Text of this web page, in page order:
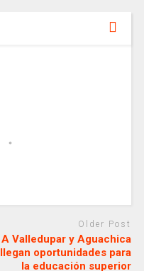
Older Post
A Valledupar y Aguachica
llegan oportunidades para
la educación superior